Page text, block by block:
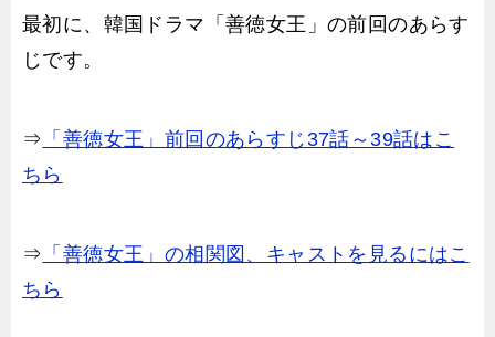
最初に、韓国ドラマ「善徳女王」の前回のあらす
じです。
⇒ 「善徳女王」前回のあらすじ37話～39話はこ
ちら
⇒ 「善徳女王」の相関図、キャストを見るにはこ
ちら